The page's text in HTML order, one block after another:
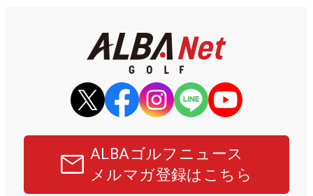
ALBAゴルフニュース
メルマガ登録はこちら